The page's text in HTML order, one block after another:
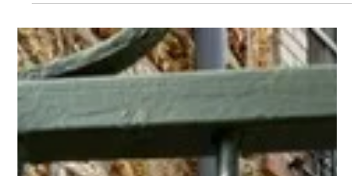
de ce bien : quartier résidentiel et verdoyant, chambres
spacieuses, grande salle d'eau pouvant intégrer une buanderie,
grand dégagement au (-1) permettant l'aménagement d'